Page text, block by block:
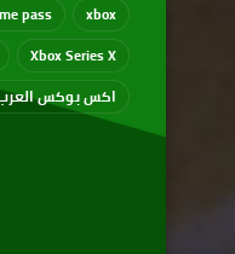
xbox
pass
Xbox Series X
اكس بوكس